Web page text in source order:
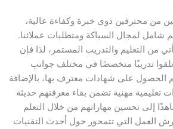
من محترفين ذوي خبرة وكفاءة عالية،
لمجال السباكة ومتطلبات عملائنا.
من التعليم والتدريب المستمر، لذا فإن
تدريبًا متخصصًا في مختلف جوانب
الحصول على شهادات معترف بها، بالإضافة
تعليمية مهنية تضمن بقاء معرفتهم حديثة
إلى تحسين مهاراتهم من خلال التعلم
العمل التي تتمحور حول أحدث التقنيات